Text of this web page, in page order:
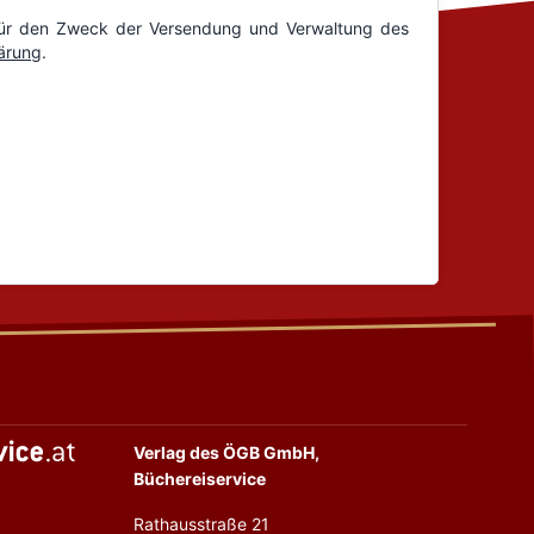
Verlag des ÖGB GmbH,
Büchereiservice
Rathausstraße 21